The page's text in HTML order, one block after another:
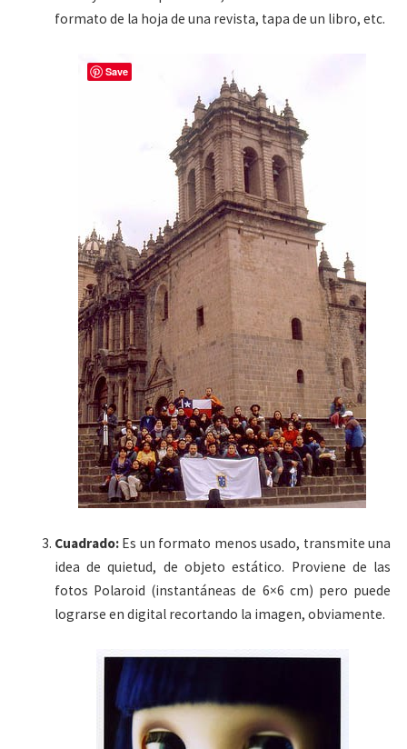
formato de la hoja de una revista, tapa de un libro, etc.
Cuadrado:Es un formato menos usado, transmite una
idea de quietud, de objeto estático. Proviene de las
fotos Polaroid (instantáneas de 6×6 cm) pero puede
lograrse en digital recortando la imagen, obviamente.
Save